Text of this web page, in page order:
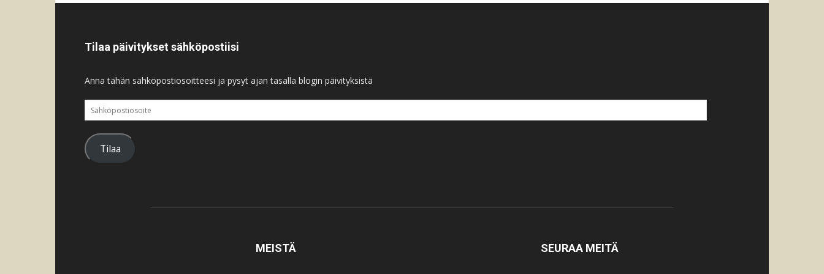
Tilaa päivitykset sähköpostiisi
Anna tähän sähköpostiosoitteesi ja pysyt ajan tasalla blogin päivityksistä
Sähköpostiosoite
Tilaa
MEISTÄ SEURAA MEITÄ